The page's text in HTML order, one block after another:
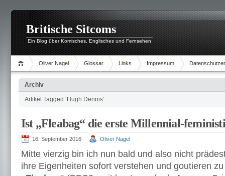
Britische Sitcoms
Ein Blog über Komisches, Englisches und Fernsehen
Oliver Nagel Glossar Links Impressum
Archiv
Artikel Tagged ‘Hugh Dennis’
Ist „Fleabag“ die erste Millennial-
16. September 2016 Oliver Nagel
Mitte vierzig bin ich nun bald und also nicht
ihre Eigenheiten sofort verstehen und goutieren